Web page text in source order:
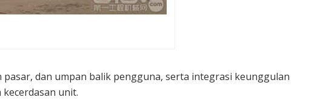
pasar, dan umpan balik pengguna, serta integrasi keunggulan
unit.